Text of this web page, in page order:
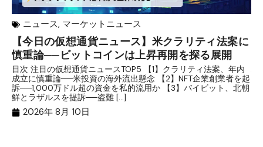
ニュース, マーケットニュース
【今日の仮想通貨ニュース】米クラリティ法案に
慎重論──ビットコインは上昇再開を探る展開
目次 注目の仮想通貨ニュースTOP5 【1】クラリティ法案、年内
成立に慎重論──米投資の海外流出懸念 【2】NFT企業創業者を起
訴──1,000万ドル超の資金を私的流用か 【3】バイビット、北朝
鮮とラザルスを提訴──盗難 […]
2026年 8月 10日